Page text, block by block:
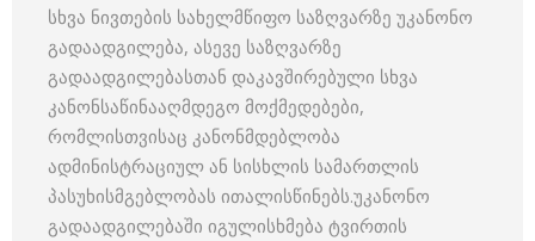
სხვა ნივთების სახელმწიფო საზღვარზე უკანონო
გადაადგილება, ასევე საზღვარზე
გადაადგილებასთან დაკავშირებული სხვა
კანონსაწინააღმდეგო მოქმედებები,
რომლისთვისაც კანონმდებლობა
ადმინისტრაციულ ან სისხლის სამართლის
პასუხისმგებლობას ითალისწინებს.უკანონო
გადაადგილებაში იგულისხმება ტვირთის